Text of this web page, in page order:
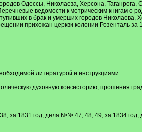
Одессы, Николаева, Херсона,
ведомости к метрическим книгам о
в брак и умерших городов Николаева,
прихожан церкви колонии Розенталь за
литературой и инструкциями.
духовную консисторию; прошения
за 1831 год, дела №№ 47, 48, 49; за 1834